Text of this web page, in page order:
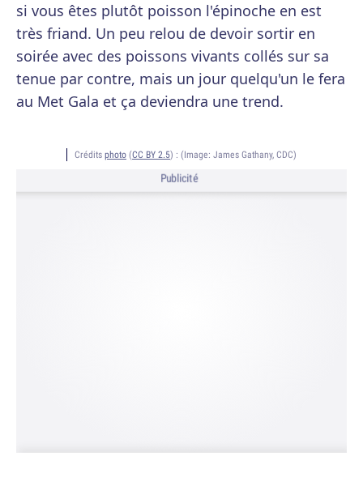
si vous êtes plutôt poisson l'épinoche en est
très friand. Un peu relou de devoir sortir en
soirée avec des poissons vivants collés sur sa
tenue par contre, mais un jour quelqu'un le fera
au Met Gala et ça deviendra une trend.
Crédits photo (CC BY 2.5) : (Image: James Gathany, CDC)
Publicité